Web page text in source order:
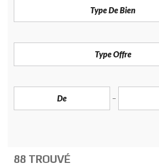
Type De Bien
Type Offre
88 TROUVÉ